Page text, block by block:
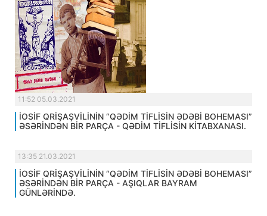
11:52 05.03.2021
İOSİF QRİŞAŞVİLİNİN “QƏDİM TİFLİSİN ƏDƏBİ BOHEMASI”
ƏSƏRİNDƏN BİR PARÇA - QƏDİM TİFLİSİN KİTABXANASI.
13:35 21.03.2021
İOSİF QRİŞAŞVİLİNİN “QƏDİM TİFLİSİN ƏDƏBİ BOHEMASI”
ƏSƏRİNDƏN BİR PARÇA - AŞIQLAR BAYRAM
GÜNLƏRİNDƏ.